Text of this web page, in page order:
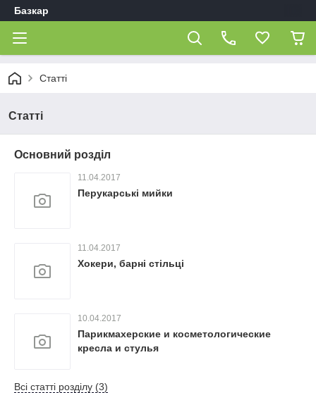
Базкар
Статті
Статті
Основний розділ
11.04.2017
Перукарські мийки
11.04.2017
Хокери, барні стільці
10.04.2017
Парикмахерские и косметологические
кресла и стулья
Всі статті розділу (3)